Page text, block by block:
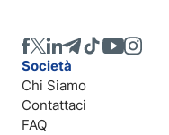
Società
Chi Siamo
Contattaci
FAQ